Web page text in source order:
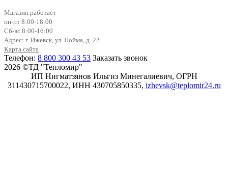
Магазин работает
пн-пт 8:00-18:00
Сб-вс 8:00-16:00
Адрес: г. Ижевск, ул. Пойма, д. 22
Карта сайта
Телефон: 8 800 300 43 53 Заказать звонок
2026 ©ТД "Тепломир"
ИП Нигматзянов Ильгиз Минегалиевич, ОГРН
311430715700022, ИНН 430705850335, izhevsk@teplomir24.ru